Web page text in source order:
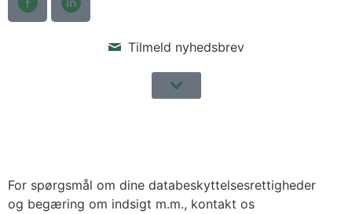
Tilmeld nyhedsbrev
For spørgsmål om dine databeskyttelsesrettigheder
og begæring om indsigt m.m., kontakt os